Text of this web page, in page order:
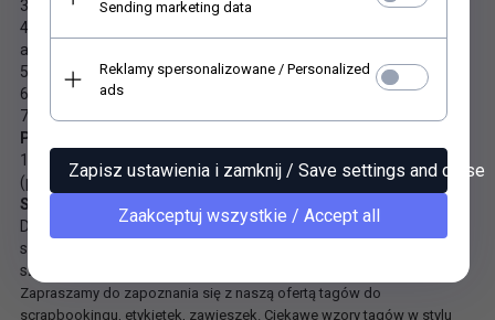
3. certyfikat * HP Indigo
4. Odporny na starzenie standardowe, pasuje do
archiwum
5. Produkowany bezchlorowo PCF
6. Bezpieczeństwo zabawek (EN 71)
7. Nie zawiera metali ciężkich
Pozyskiwanie i recykling
100% włókna wtórne, certyfikat Recyklingu FSC® i PCF
(produkowany bez chloru).
Substancje chemiczne
Do produkcji wykorzystano surowce, w których brak substancji
sklasyfikowanych jako rakotwórcze, mutagenne lub działające
szkodliwie na rozrodczość (CMR).
Zapraszamy do zapoznania się z naszą ofertą tagów do
scrapbookingu, etykietek, zawieszek. Ciekawe wzory tagów w stylu
Sending marketing data
Reklamy spersonalizowane / Personalized
ads
Zapisz ustawienia i zamknij / Save settings and close
Zaakceptuj wszystkie / Accept all